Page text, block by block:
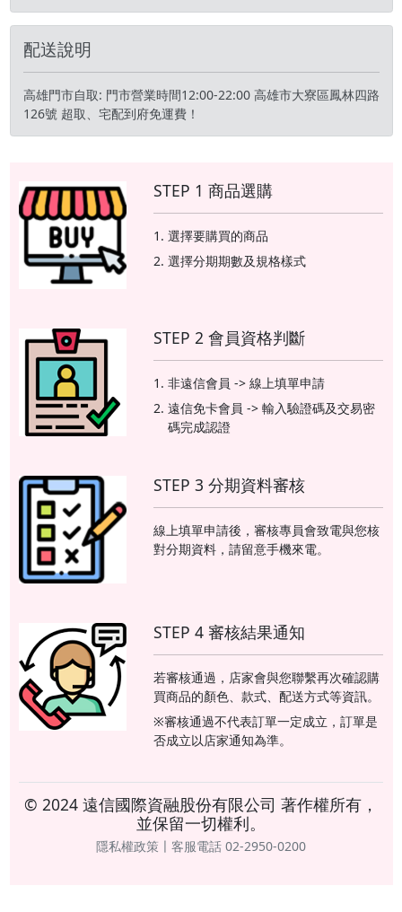
高 12 小時暢玩。
NVIDIA GeForce NOW
戲」體驗，遊戲的運算基
本都是交給雲端伺服器執
Play 所有遊戲外，還支援
雲端遊戲服務，而且雲端
遊戲的好處就是不需要花
時間下載安裝，同時提供
Xbox、Steam Link 等遠
端遙控遊玩，讓你即時暢
配送說明
高雄門市自取: 門市營業時間12:00-22:00 高雄市大寮區鳳林四路
126號 超取、宅配到府免運費！
STEP 1 商品選購
選擇要購買的商品
選擇分期期數及規格樣式
STEP 2 會員資格判斷
非遠信會員 -> 線上填單申請
遠信免卡會員 -> 輸入驗證碼及交易密
碼完成認證
STEP 3 分期資料審核
線上填單申請後，審核專員會致電與您核
對分期資料，請留意手機來電。
STEP 4 審核結果通知
若審核通過，店家會與您聯繫再次確認購
買商品的顏色、款式、配送方式等資訊。
※審核通過不代表訂單一定成立，訂單是
否成立以店家通知為準。
© 2024 遠信國際資融股份有限公司 著作權所有，
並保留一切權利。
隱私權政策〡客服電話 02-2950-0200